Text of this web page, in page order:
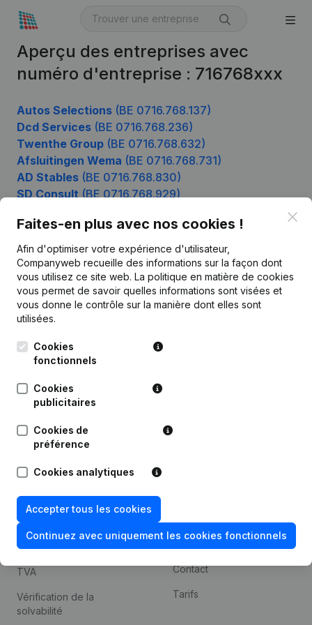
Aperçu des entreprises avec
numéro d'entreprise : 716768xxx
Autos Selections (BE 0716.768.137)
Dcd Services (BE 0716.768.236)
Twenthe Group (BE 0716.768.632)
Afsluitingen Wema (BE 0716.768.731)
AD Stables (BE 0716.768.830)
SD Consult(BE 0716.768.929)
Faites-en plus avec nos cookies !
Afin d'optimiser votre expérience d'utilisateur,
Companyweb recueille des informations sur la façon dont
vous utilisez ce site web. La politique en matière de cookies
vous permet de savoir quelles informations sont visées et
vous donne le contrôle sur la manière dont elles sont
utilisées.
Cookies
fonctionnels
Cookies
publicitaires
Cookies de
préférence
Cookies analytiques
Accepter tous les cookies
Continuez avec uniquement les cookies fonctionnels
Français
Kantorenpark Everest
Leuvensesteenweg
1800 Vilvoorde
Produit
Informations d’entreprise
Monitoring
Compliance et prévention
de la fraude
Consulter des comptes
annuels
TVA
Vérification de la
solvabilité
Contact
Tarifs